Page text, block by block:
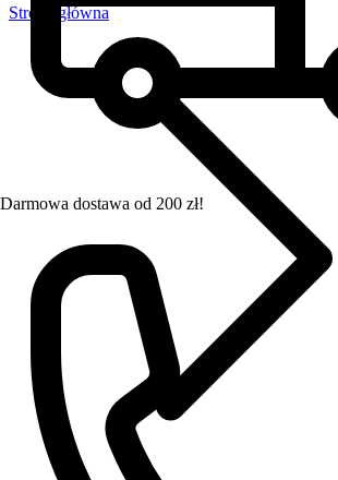
Darmowa dostawa od 200 zł!
Strona główna